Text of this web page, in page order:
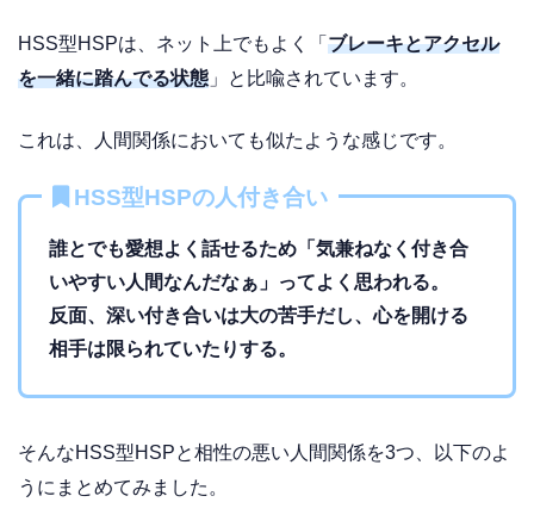
HSS型HSPは、ネット上でもよく「 ブレーキとアクセル
を一緒に踏んでる状態 」と比喩されています。
これは、人間関係においても似たような感じです。
HSS型HSPの人付き合い
誰とでも愛想よく話せるため「気兼ねなく付き合
いやすい人間なんだなぁ」ってよく思われる。
反面、深い付き合いは大の苦手だし、心を開ける
相手は限られていたりする。
そんなHSS型HSPと相性の悪い人間関係を3つ、以下のよ
うにまとめてみました。